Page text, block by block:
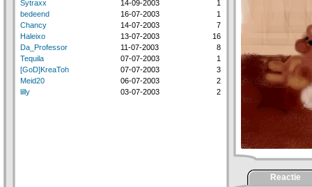
Sytraxx
14-09-2003
1
bedeend
16-07-2003
1
Chancy
14-07-2003
7
Haleixo
13-07-2003
16
Da_Professor
11-07-2003
8
Tequila
07-07-2003
1
[GoD]KreaToh
07-07-2003
3
Meid20
06-07-2003
2
lilly
03-07-2003 2
Reactie